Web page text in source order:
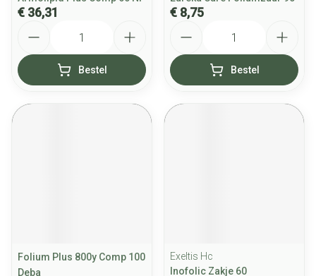
€ 36,31
Bestel
€ 8,75
Bestel
Folium Plus 800y Comp 100
Deba
Exeltis Hc
Inofolic Zakje 60